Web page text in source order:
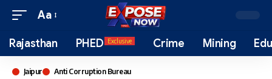
Aa
Rajasthan PHED Exclusive Crime Mining
Jaipur Anti Corruption Bureau